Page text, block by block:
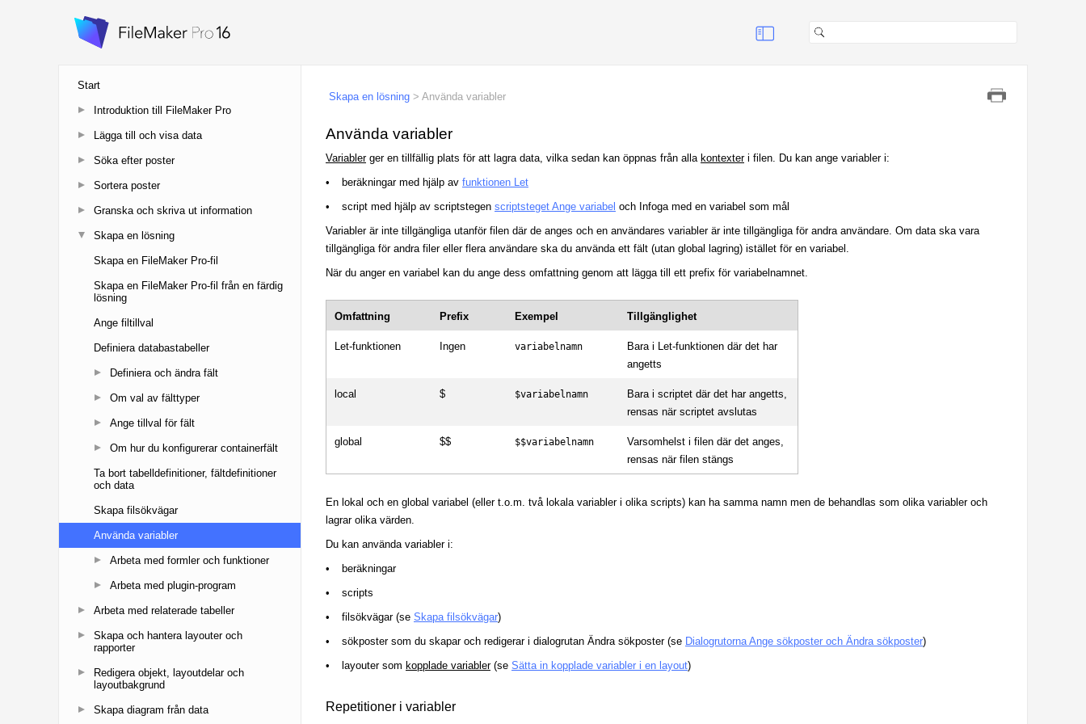
Start
Introduktion till FileMaker Pro
Lägga till och visa data
Söka efter poster
Sortera poster
Granska och skriva ut information
Skapa en lösning
Skapa en FileMaker Pro-fil
Skapa en FileMaker Pro-fil från en färdig
lösning
Ange filtillval
Definiera databastabeller
Definiera och ändra fält
Om val av fälttyper
Ange tillval för fält
Om hur du konfigurerar containerfält
Ta bort tabelldefinitioner, fältdefinitioner
och data
Skapa filsökvägar
Använda variabler
Arbeta med formler och funktioner
Arbeta med plugin-program
Arbeta med relaterade tabeller
Skapa och hantera layouter och
rapporter
Redigera objekt, layoutdelar och
layoutbakgrund
Skapa diagram från data